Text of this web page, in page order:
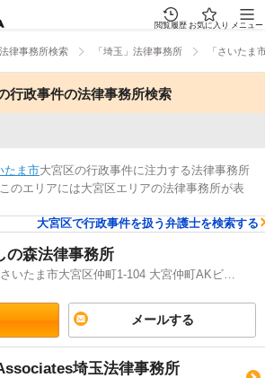
閲覧履歴 お気に入り メニュー
法律事務所検索 「埼玉」法律事務所 「さいたま
行政事件の法律事務所検索
たま市大宮区の行政事件に注力する法律事務所
のエリアには大宮区エリアの法律事務所が表
大宮区で行政事件を扱う弁護士を検索する
の森法律事務所
メールする
埼玉法律事務所